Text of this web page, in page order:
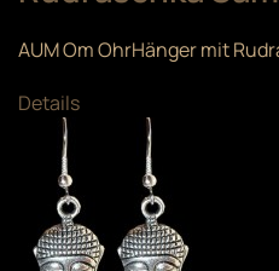
AUM Om OhrHänger mit
Details